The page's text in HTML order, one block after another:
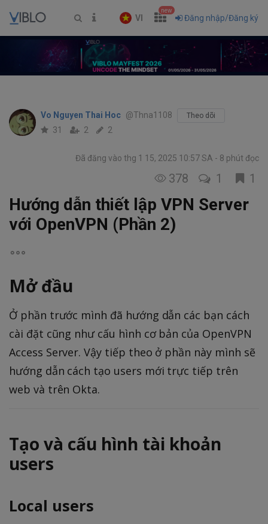
VI
new
Đăng nhập/Đăng ký
Vo Nguyen Thai Hoc @Thna1108 Theo dõi
31 2 2
Đã đăng vào thg 1 15, 2025 10:57 SA 8 phút đọc
378 1 1
Hướng dẫn thiết lập VPN Server
với OpenVPN (Phần 2)
Mở đầu
Ở phần trước mình đã hướng dẫn các bạn cách
cài đặt cũng như cấu hình cơ bản của OpenVPN
Access Server. Vậy tiếp theo ở phần này mình sẽ
hướng dẫn cách tạo users mới trực tiếp trên
web và trên Okta.
Tạo và cấu hình tài khoản
users
Local users